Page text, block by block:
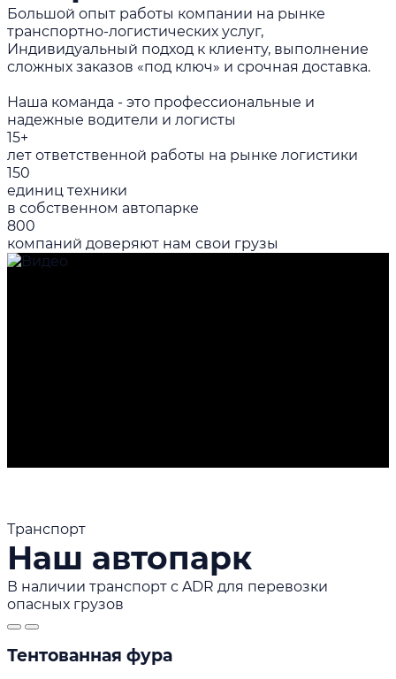
Большой опыт работы компании на рынке
транспортно-логистических услуг,
Индивидуальный подход к клиенту, выполнение
сложных заказов «под ключ» и срочная доставка.
Наша команда - это профессиональные и
надежные водители и логисты
15+
лет ответственной работы на рынке логистики
150
единиц техники
в собственном автопарке
800
компаний доверяют нам свои грузы
Транспорт
Наш автопарк
В наличии транспорт с ADR для перевозки
опасных грузов
Тентованная фура